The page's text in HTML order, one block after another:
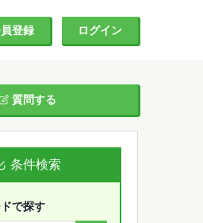
登録 ログイン
質問する
条件検索
で探す